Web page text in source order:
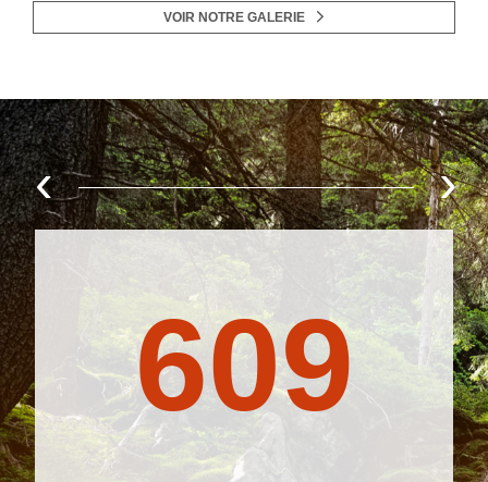
VOIR NOTRE GALERIE
771
‹ ›